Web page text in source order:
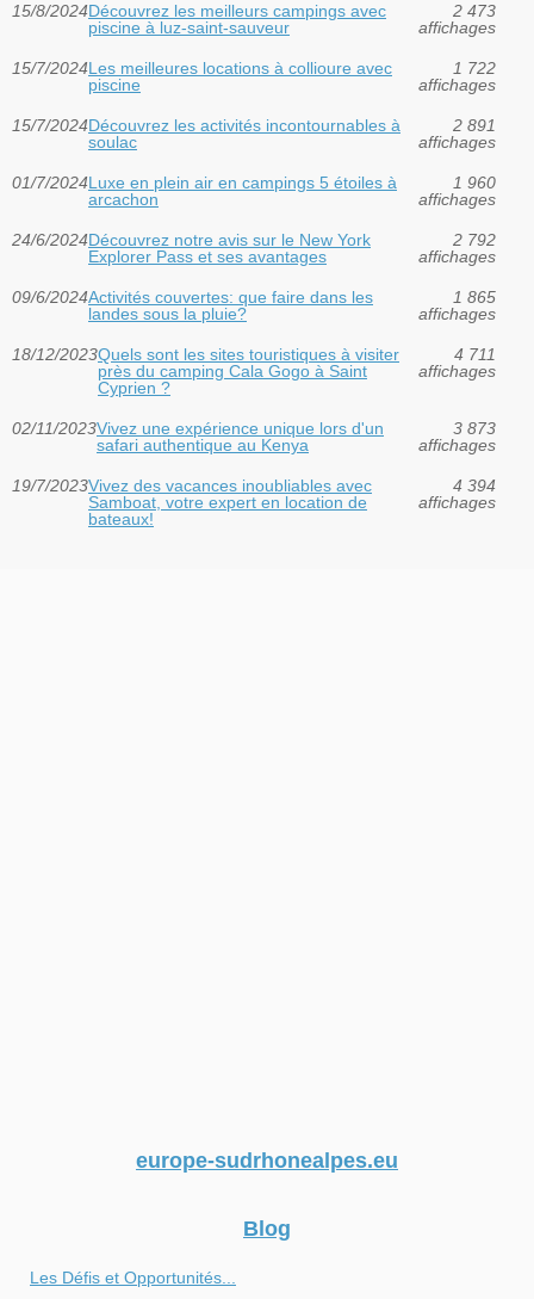
15/8/2024Découvrez les meilleurs campings avec
piscine à luz-saint-sauveur
2 473
affichages
15/7/2024Les meilleures locations à collioure avec
piscine
1 722
affichages
15/7/2024Découvrez les activités incontournables à
soulac
2 891
affichages
01/7/2024Luxe en plein air en campings 5 étoiles à
arcachon
1 960
affichages
24/6/2024Découvrez notre avis sur le New York
Explorer Pass et ses avantages
2 792
affichages
09/6/2024Activités couvertes: que faire dans les
landes sous la pluie?
1 865
affichages
18/12/2023Quels sont les sites touristiques à visiter
près du camping Cala Gogo à Saint
Cyprien ?
4 711
affichages
02/11/2023Vivez une expérience unique lors d'un
safari authentique au Kenya
3 873
affichages
19/7/2023Vivez des vacances inoubliables avec
Samboat, votre expert en location de
bateaux!
4 394
affichages
europe-sudrhonealpes.eu
Blog
Les Défis et Opportunités...